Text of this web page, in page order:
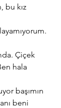
bu kız
Çiçek
hala
başımın
beni